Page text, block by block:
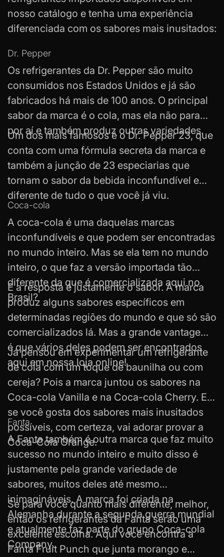
nosso catálogo e tenha uma experiência
diferenciada com os sabores mais inusitados:
Dr. Pepper
Os refrigerantes da Dr. Pepper são muito
consumidos nos Estados Unidos e já são
fabricados há mais de 100 anos. O principal
sabor da marca é o cola, mas ela não para
por aí e também produz outras variedades.
Um dos mais famosos é oDr. Pepper 23, que
conta com uma fórmula secreta da marca e
também a junção de 23 especiarias que
tornam o sabor da bebida inconfundível e
diferente de tudo o que você já viu.
Coca-cola
A coca-cola é uma daquelas marcas
inconfundíveis e que podem ser encontradas
no mundo inteiro. Mas se ela tem no mundo
inteiro, o que faz a versão importada tão
diferente da que é comercializada aqui no
Brasil?
E a resposta é justamente o sabor. A marca
produz alguns sabores específicos em
determinadas regiões do mundo e que só são
comercializados lá. Mas a grande vantagem
é que vários deles podem ser encontrados
aqui em nossa loja online!
Já pensou em experimentar um refrigerante
de cola com um toque de baunilha ou com
cereja? Pois a marca juntou os sabores na
Coca-cola Vanilla e na Coca-cola Cherry. E
se você gosta dos sabores mais inusitados
possíveis, com certeza, vai adorar provar a
Coca-Cola Orange.
Fanta
A Fanta também é outra marca que faz muito
sucesso no mundo inteiro e muito disso é
justamente pela grande variedade de
sabores, muitos deles até mesmo
inimagináveis. A marca foi criada na
Alemanha durante a segunda guerra mundial
e atualmente faz parte do grupo Coca-cola
Company.
Se para você quanto mais diferente, melhor,
então os refrigerantes da Fanta serão uma
excelente escolha. Aqui você encontra a
Fanta Fruit Punch que junta morango e